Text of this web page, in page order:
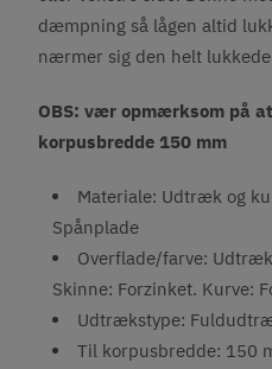
dæmpning så lågen altid
nærmer sig den helt
OBS: vær opmærksom på
korpusbredde 150 mm
Materiale: Udtræk og
Spånplade
Overflade/farve:
Skinne: Forzinket. Kurve:
Udtrækstype:
Til korpusbredde: 150